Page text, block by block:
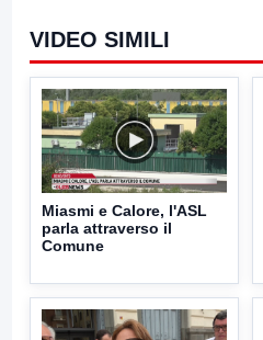
VIDEO SIMILI
Miasmi e Calore, l'ASL
parla attraverso il
Comune